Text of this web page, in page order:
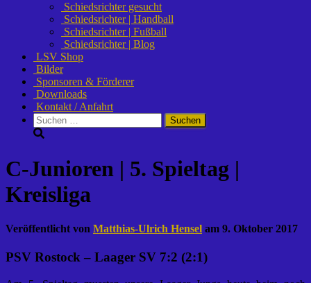
Schiedsrichter gesucht
Schiedsrichter | Handball
Schiedsrichter | Fußball
Schiedsrichter | Blog
LSV Shop
Bilder
Sponsoren & Förderer
Downloads
Kontakt / Anfahrt
Suchen
nach:
C-Junioren | 5. Spieltag |
Kreisliga
Veröffentlicht von Matthias-Ulrich Hensel am 9. Oktober 2017
PSV Rostock – Laager SV 7:2 (2:1)